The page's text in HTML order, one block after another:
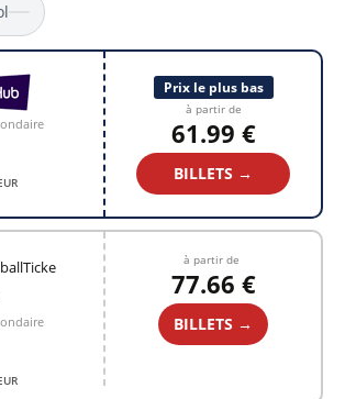
Prix le plus bas
à partir de
61.99 €
BILLETS →
à partir de
77.66 €
BILLETS →